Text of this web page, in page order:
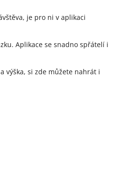
je pro ni v aplikaci
Aplikace se snadno spřátelí i
výška, si zde můžete nahrát i